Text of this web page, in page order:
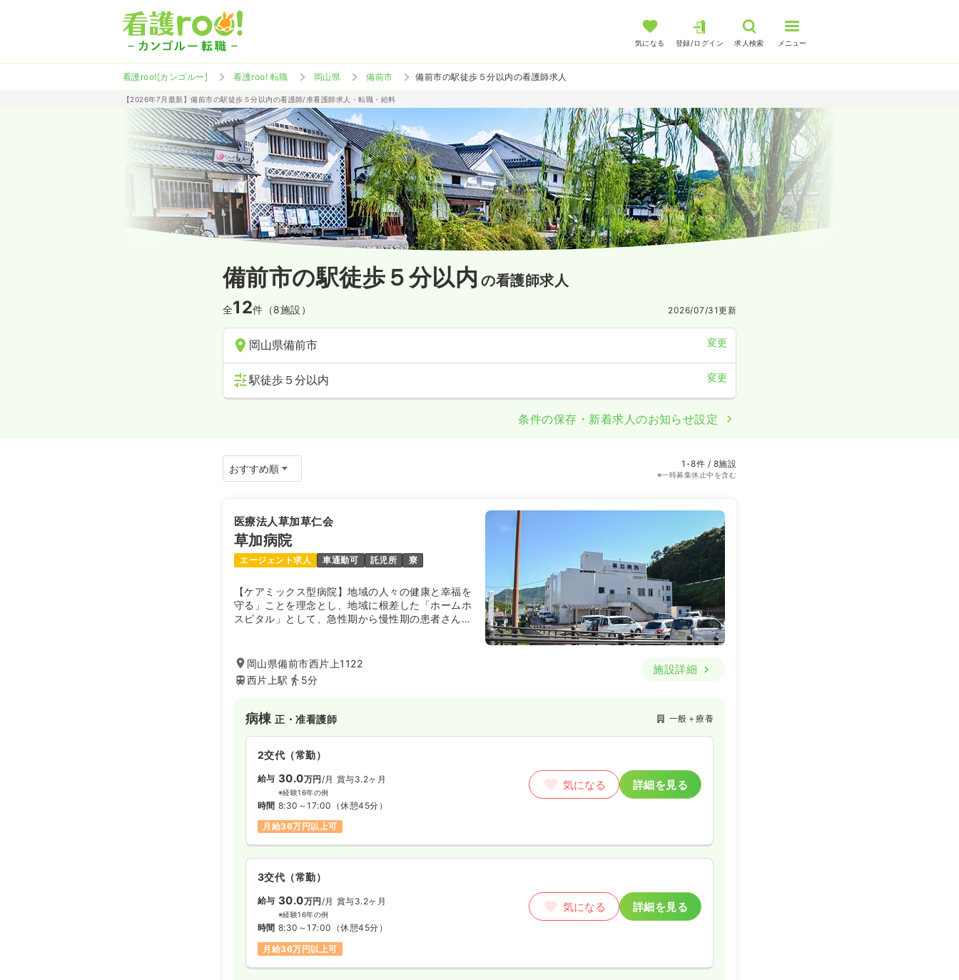
気になる 登録/ログイン 求人検索 メニュー
看護roo![カンゴルー] 看護roo! 転職 岡山県 備前市 備前市の駅徒歩５分以内の看護師求人
【2026年7月最新】備前市の駅徒歩５分以内の看護師/准看護師求人・転職・給料
備前市の駅徒歩５分以内 の看護師求人
全12件（8施設） 2026/07/31更新
岡山県備前市 変更
駅徒歩５分以内 変更
条件の保存・新着求人のお知らせ設定
1-8件 / 8施設
※一時募集休止中を含む
医療法人草加草仁会
草加病院
エージェント求人 車通勤可 託児所 寮
【ケアミックス型病院】地域の人々の健康と幸福を
守る」ことを理念とし、地域に根差した「ホームホ
スピタル」として、急性期から慢性期の患者さんま
ます。
岡山県備前市西片上1122
西片上駅
5分
施設詳細
病棟正・准看護師 一般＋療養
2交代（常勤）
給与 30.0万円/月 賞与3.2ヶ月
※経験16年の例
時間 8:30～17:00 （休憩45分）
月給36万円以上可
気になる 詳細を見る
3交代（常勤）
給与 30.0万円/月 賞与3.2ヶ月
※経験16年の例
時間 8:30～17:00 （休憩45分）
月給36万円以上可
気になる 詳細を見る